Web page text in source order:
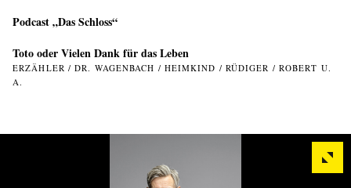
Podcast „Das Schloss“
Toto oder Vielen Dank für das Leben
ERZÄHLER / DR. WAGENBACH / HEIMKIND / RÜDIGER / ROBERT U.
A.